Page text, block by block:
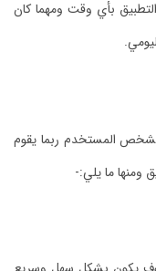
ومنها ما يلي:-